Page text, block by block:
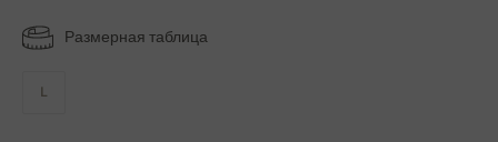
Размерная таблица
L